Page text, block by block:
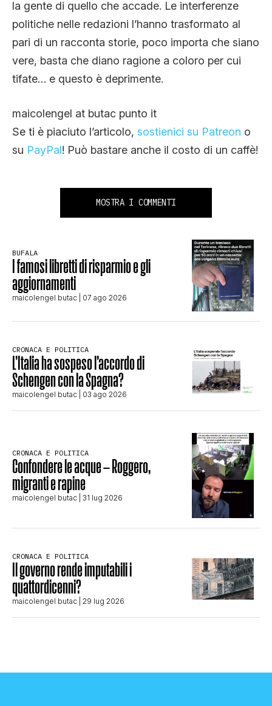
la gente di quello che accade. Le interferenze
politiche nelle redazioni l’hanno trasformato al
pari di un racconta storie, poco importa che siano
vere, basta che diano ragione a coloro per cui
tifate… e questo è deprimente.
maicolengel at butac punto it
Se ti è piaciuto l’articolo, sostienici su Patreon o
su PayPal! Può bastare anche il costo di un caffè!
MOSTRA I COMMENTI
BUFALA
I famosi libretti di risparmio e gli
aggiornamenti
maicolengel butac | 07 ago 2026
CRONACA E POLITICA
L’Italia ha sospeso l’accordo di
Schengen con la Spagna?
maicolengel butac | 03 ago 2026
CRONACA E POLITICA
Confondere le acque – Roggero,
migranti e rapine
maicolengel butac | 31 lug 2026
CRONACA E POLITICA
Il governo rende imputabili i
quattordicenni?
maicolengel butac | 29 lug 2026